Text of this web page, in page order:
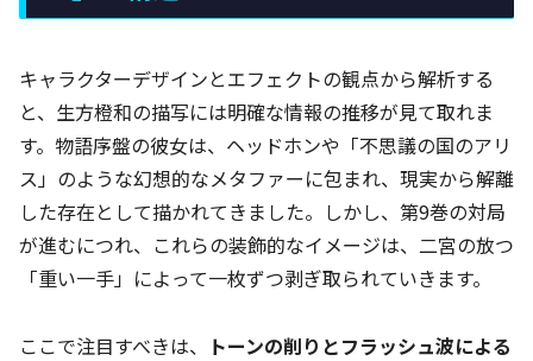
キャラクターデザインとエフェクトの観点から解析する
と、生方橙和の描写には明確な情報の推移が見て取れま
す。物語序盤の彼女は、ヘッドホンや「不思議の国のアリ
ス」のような幻想的なメタファーに包まれ、現実から解離
した存在として描かれてきました。しかし、第9巻の対局
が進むにつれ、これらの装飾的なイメージは、二宮の放つ
「重い一手」によって一枚ずつ剥ぎ取られていきます。
ここで注目すべきは、 トーンの削りとフラッシュ波による